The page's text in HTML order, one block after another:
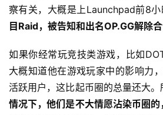
察有关，大概是上Launchpad前8小
目Raid，被告知和出名OP.GG解除合
如果你经常玩竞技类游戏，比如
大概知道他在游戏玩家中的影响力
活跃用户，这比起币圈的总量还大。
情况下，他们是不大情愿沾染币圈的